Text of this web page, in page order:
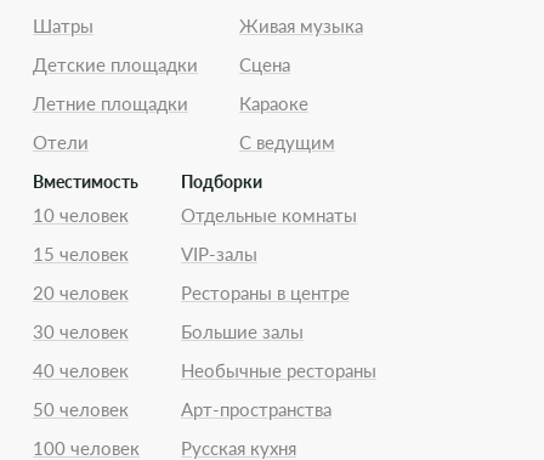
Шатры
Детские площадки
Летние площадки
Отели
Живая музыка
Сцена
Караоке
С ведущим
Вместимость
10 человек
15 человек
20 человек
30 человек
40 человек
50 человек
100 человек
Подборки
Отдельные комнаты
VIP-залы
Рестораны в центре
Большие залы
Необычные рестораны
Арт-пространства
Русская кухня